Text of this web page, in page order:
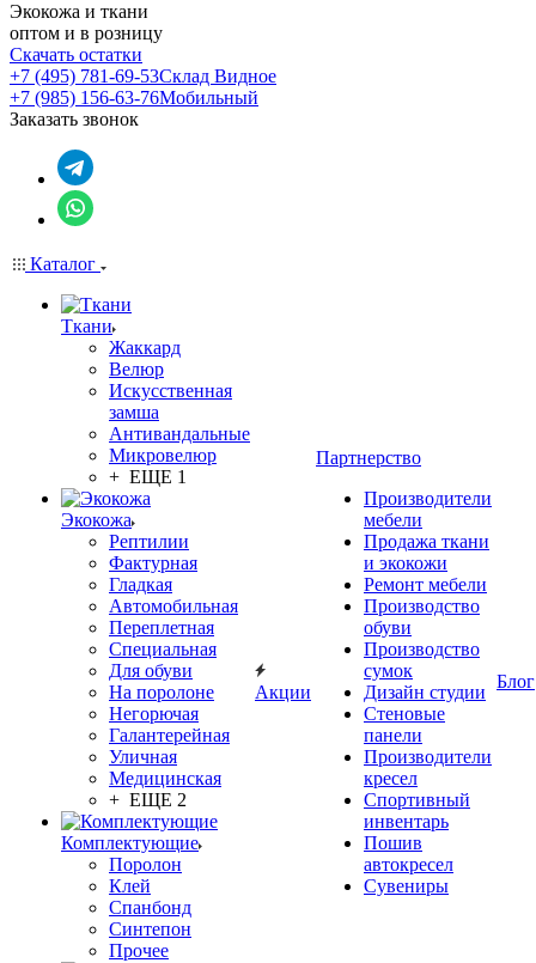
Экокожа и ткани
оптом и в розницу
Скачать остатки
+7 (495) 781-69-53Склад Видное
+7 (985) 156-63-76Мобильный
Заказать звонок
Каталог
Ткани
Жаккард
Велюр
Искусственная
замша
Антивандальные
Микровелюр
+ ЕЩЕ 1
Экокожа
Рептилии
Фактурная
Гладкая
Автомобильная
Переплетная
Специальная
Для обуви
На поролоне
Негорючая
Галантерейная
Уличная
Медицинская
+ ЕЩЕ 2
Комплектующие
Поролон
Клей
Спанбонд
Синтепон
Прочее
Акции
Партнерство
Производители
мебели
Продажа ткани
и экокожи
Ремонт мебели
Производство
обуви
Производство
сумок
Дизайн студии
Стеновые
панели
Производители
кресел
Спортивный
инвентарь
Пошив
автокресел
Сувениры
Блог